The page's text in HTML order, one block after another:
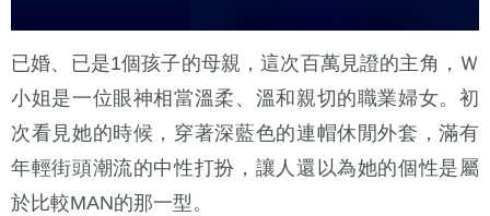
已婚、已是1個孩子的母親，這次百萬見證的主角，Ｗ
小姐是一位眼神相當溫柔、溫和親切的職業婦女。初
次看見她的時候，穿著深藍色的連帽休閒外套，滿有
年輕街頭潮流的中性打扮，讓人還以為她的個性是屬
於比較MAN的那一型。